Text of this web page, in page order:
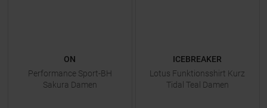
ON
Performance Sport-BH
Sakura Damen
ICEBREAKER
Lotus Funktionsshirt Kurz
Tidal Teal Damen